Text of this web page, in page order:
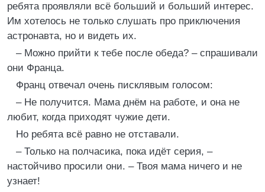
ребята проявляли всё больший и больший интерес.
Им хотелось не только слушать про приключения
астронавта, но и видеть их.
– Можно прийти к тебе после обеда? – спрашивали
они Франца.
Франц отвечал очень писклявым голосом:
– Не получится. Мама днём на работе, и она не
любит, когда приходят чужие дети.
Но ребята всё равно не отставали.
– Только на полчасика, пока идёт серия, –
настойчиво просили они. – Твоя мама ничего и не
узнает!